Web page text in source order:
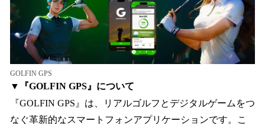
GOLFIN GPS
▼『GOLFIN GPS』について
『GOLFIN GPS』は、リアルゴルフとデジタルゲームをつ
なぐ革新的なスマートフォンアプリケーションです。こ